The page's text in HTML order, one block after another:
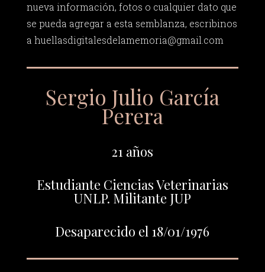
nueva información, fotos o cualquier dato que
se pueda agregar a esta semblanza, escribinos
a huellasdigitalesdelamemoria@gmail.com
Sergio Julio García
Perera
21 años
Estudiante Ciencias Veterinarias
UNLP. Militante JUP
Desaparecido el 18/01/1976